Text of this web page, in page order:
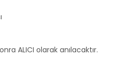
ALICI olarak anılacaktır.